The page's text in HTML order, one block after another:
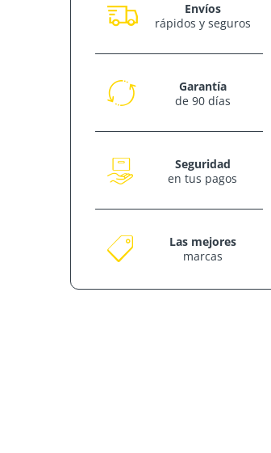
Envíos
rápidos y seguros
Garantía
de 90 días
Seguridad
en tus pagos
Las mejores
marcas